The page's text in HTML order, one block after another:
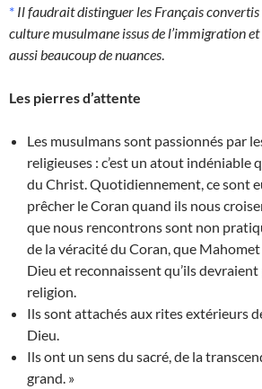
* Il faudrait distinguer les Français convertis
culture musulmane issus de l’immigration
aussi beaucoup de nuances.
Les pierres d’attente
Les musulmans sont passionnés par
religieuses : c’est un atout indéniable
du Christ. Quotidiennement, ce sont
prêcher le Coran quand ils nous
que nous rencontrons sont non
de la véracité du Coran, que
Dieu et reconnaissent qu’ils
religion.
Ils sont attachés aux rites extérieurs
Dieu.
Ils ont un sens du sacré, de la
grand. »